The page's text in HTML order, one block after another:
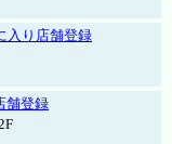
入り店舗登録
舗登録